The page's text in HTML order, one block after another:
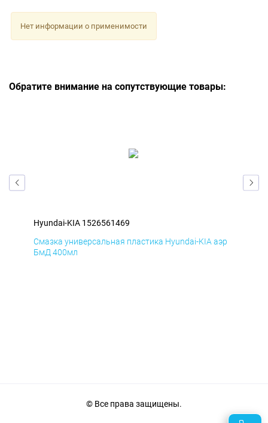
Нет информации о применимости
Обратите внимание на сопутствующие товары:
Hyundai-KIA 1526561469
Смазка универсальная пластика Hyundai-KIA аэр
БмД 400мл
© Все права защищены.